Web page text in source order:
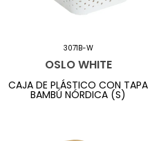
3071B-W
OSLO WHITE
CAJA DE PLÁSTICO CON TAPA
BAMBÚ NÓRDICA (S)